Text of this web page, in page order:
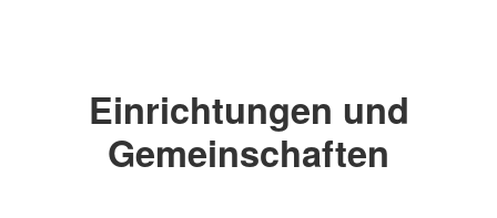
Einrichtungen und
Gemeinschaften